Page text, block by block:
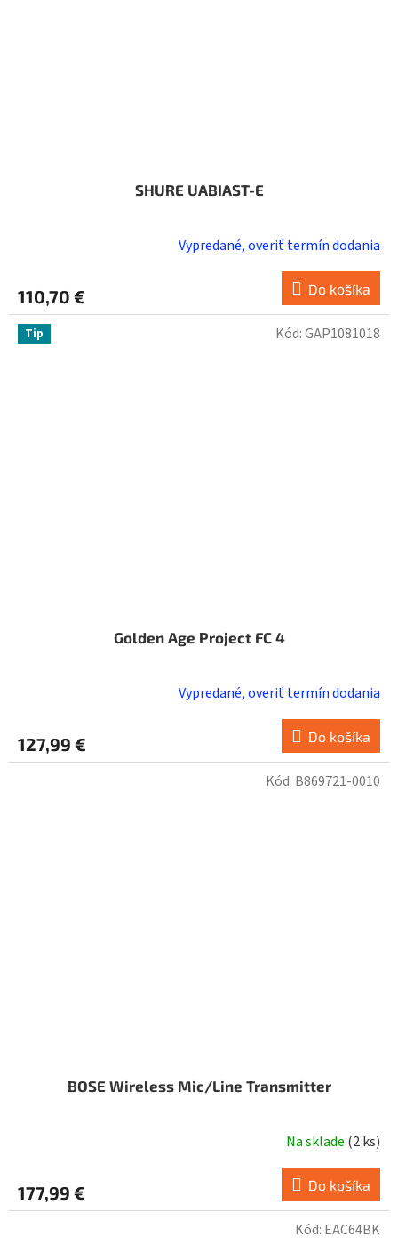
SHURE UABIAST-E
Vypredané, overiť termín dodania
110,70 € Do košíka
Tip
Golden Age Project FC 4
produktu
je
Vypredané, overiť termín dodania
127,99 € Do košíka
Kód:GAP1081018
BOSE Wireless Mic/Line Transmitter
Na sklade (2 ks)
177,99 € Do košíka
Kód: B869721-0010
Kód: EAC64BK